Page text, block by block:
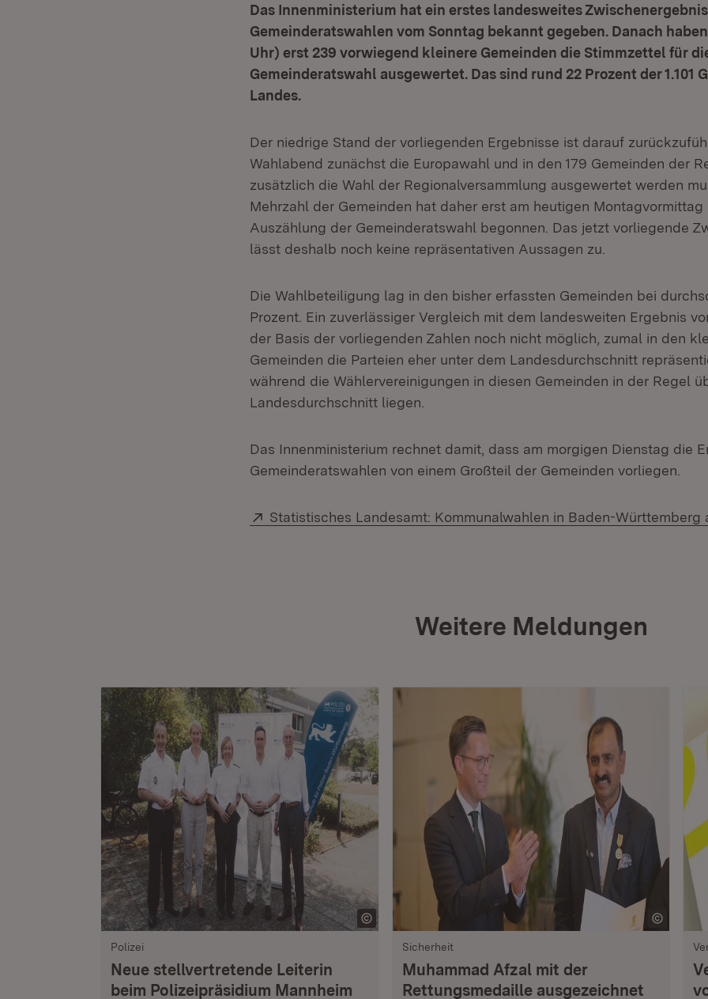
Das Innenministerium hat ein erstes landesweites
Gemeinderatswahlen vom Sonntag bekannt gegeben. Danach
Uhr) erst 239 vorwiegend kleinere Gemeinden die Stimmzettel für
Gemeinderatswahl ausgewertet. Das sind rund 22 Prozent der 1.101
Landes.
Der niedrige Stand der vorliegenden Ergebnisse ist darauf
Wahlabend zunächst die Europawahl und in den 179 Gemeinden der
zusätzlich die Wahl der Regionalversammlung ausgewertet werden
Mehrzahl der Gemeinden hat daher erst am heutigen Montagvormittag
Auszählung der Gemeinderatswahl begonnen. Das jetzt vorliegende
lässt deshalb noch keine repräsentativen Aussagen zu.
Die Wahlbeteiligung lag in den bisher erfassten Gemeinden bei
Prozent. Ein zuverlässiger Vergleich mit dem landesweiten Ergebnis
der Basis der vorliegenden Zahlen noch nicht möglich, zumal in den
Gemeinden die Parteien eher unter dem Landesdurchschnitt
während die Wählervereinigungen in diesen Gemeinden in der Regel
Landesdurchschnitt liegen.
Das Innenministerium rechnet damit, dass am morgigen Dienstag die
Gemeinderatswahlen von einem Großteil der Gemeinden vorliegen.
Extern:
Statistisches Landesamt: Kommunalwahlen in Baden-Württemberg
Weitere Meldungen
Polizei
Neue stellvertretende Leiterin
beim Polizeipräsidium Mannheim
Sicherheit
Muhammad Afzal mit der
Rettungsmedaille ausgezeichnet